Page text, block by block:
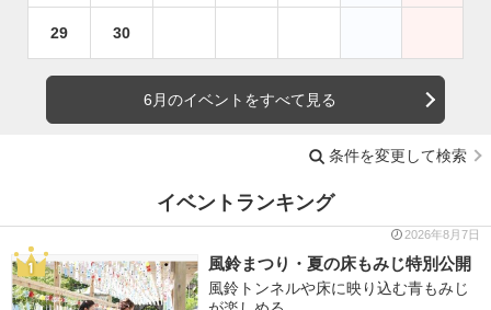
29 30
6月のイベントをすべて見る
条件を変更して検索
イベントランキング
2026年8月7日
風鈴まつり・夏の床もみじ特別公開
風鈴トンネルや床に映り込む青もみじ